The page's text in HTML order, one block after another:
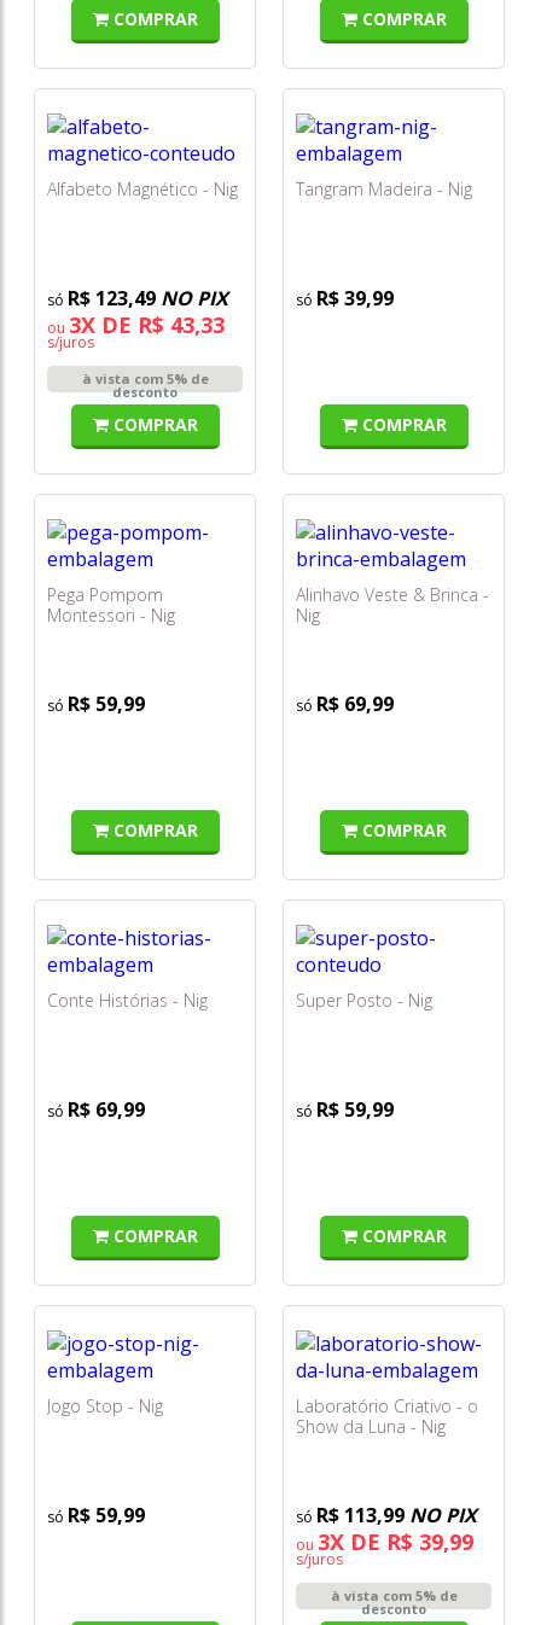
COMPRAR COMPRAR
Alfabeto Magnético - Nig
R$ 123,49 NO PIX
ou 3X DE R$ 43,33
s/juros
à vista com 5% de
desconto
COMPRAR
Tangram Madeira - Nig
R$ 39,99
COMPRAR
Pega Pompom
Montessori - Nig
R$ 59,99
COMPRAR
Alinhavo Veste & Brinca -
Nig
R$ 69,99
COMPRAR
Conte Histórias - Nig
R$ 69,99
COMPRAR
Super Posto - Nig
R$ 59,99
COMPRAR
Jogo Stop - Nig
R$ 59,99
Laboratório Criativo - o
Show da Luna - Nig
R$ 113,99 NO PIX
ou 3X DE R$ 39,99
s/juros
à vista com 5% de
desconto